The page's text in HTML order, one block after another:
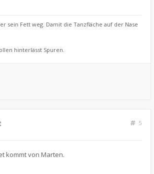
sein Fett weg. Damit die Tanzfläche auf der Nase
hinterlässt Spuren.
5
kommt von Marten.